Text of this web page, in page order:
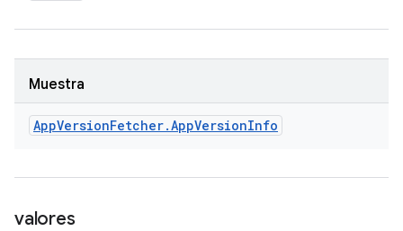
Muestra
AppVersionFetcher.AppVersionInfo
valores